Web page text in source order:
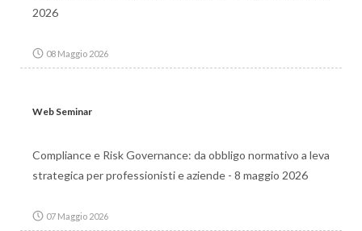
2026
08 Maggio 2026
Web Seminar
Compliance e Risk Governance: da obbligo normativo a leva
strategica per professionisti e aziende - 8 maggio 2026
07 Maggio 2026